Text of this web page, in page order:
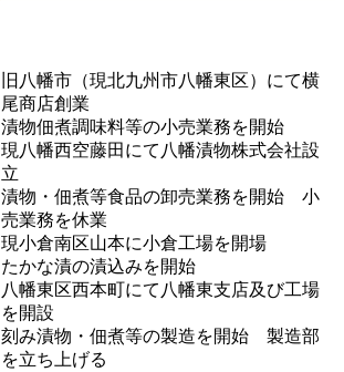
旧八幡市（現北九州市八幡東区）にて横
尾商店創業
漬物佃煮調味料等の小売業務を開始
現八幡西空藤田にて八幡漬物株式会社設
立
漬物・佃煮等食品の卸売業務を開始 小
売業務を休業
現小倉南区山本に小倉工場を開場
たかな漬の漬込みを開始
八幡東区西本町にて八幡東支店及び工場
を開設
刻み漬物・佃煮等の製造を開始 製造部
を立ち上げる